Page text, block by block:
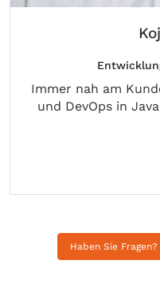
Immer nah am
und DevOps in
Haben Sie